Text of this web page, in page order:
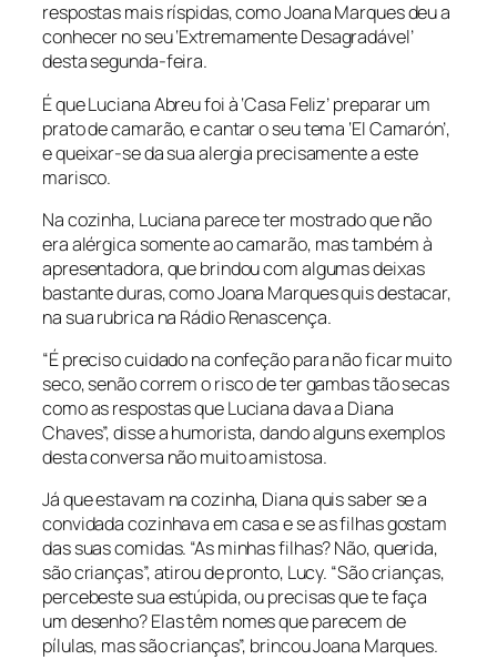
respostas mais ríspidas, como Joana Marques deu a
conhecer no seu ‘Extremamente Desagradável’
desta segunda-feira.
É que Luciana Abreu foi à ‘Casa Feliz’ preparar um
prato de camarão, e cantar o seu tema ‘El Camarón’,
e queixar-se da sua alergia precisamente a este
marisco.
Na cozinha, Luciana parece ter mostrado que não
era alérgica somente ao camarão, mas também à
apresentadora, que brindou com algumas deixas
bastante duras, como Joana Marques quis destacar,
na sua rubrica na Rádio Renascença.
“É preciso cuidado na confeção para não ficar muito
seco, senão correm o risco de ter gambas tão secas
como as respostas que Luciana dava a Diana
Chaves”, disse a humorista, dando alguns exemplos
desta conversa não muito amistosa.
Já que estavam na cozinha, Diana quis saber se a
convidada cozinhava em casa e se as filhas gostam
das suas comidas. “As minhas filhas? Não, querida,
são crianças”, atirou de pronto, Lucy. “São crianças,
percebeste sua estúpida, ou precisas que te faça
um desenho? Elas têm nomes que parecem de
pílulas, mas são crianças”, brincou Joana Marques.